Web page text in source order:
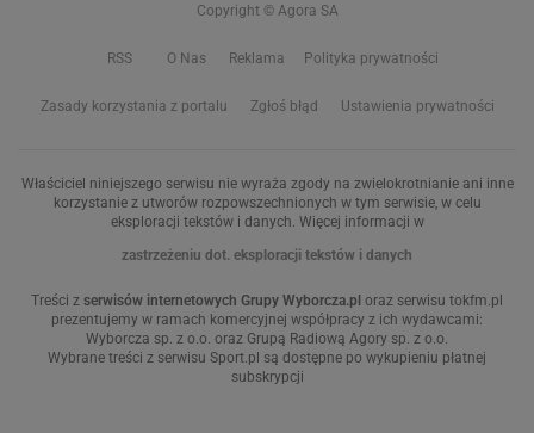
Copyright © Agora SA
RSS O Nas Reklama Polityka prywatności
Zasady korzystania z portalu Zgłoś błąd Ustawienia prywatności
Właściciel niniejszego serwisu nie wyraża zgody na zwielokrotnianie ani inne
korzystanie z utworów rozpowszechnionych w tym serwisie, w celu
eksploracji tekstów i danych. Więcej informacji w
zastrzeżeniu dot. eksploracji tekstów i danych
Treści z serwisów internetowych Grupy Wyborcza.pl oraz serwisu tokfm.pl
prezentujemy w ramach komercyjnej współpracy z ich wydawcami:
Wyborcza sp. z o.o. oraz Grupą Radiową Agory sp. z o.o.
Wybrane treści z serwisu Sport.pl są dostępne po wykupieniu płatnej
subskrypcji